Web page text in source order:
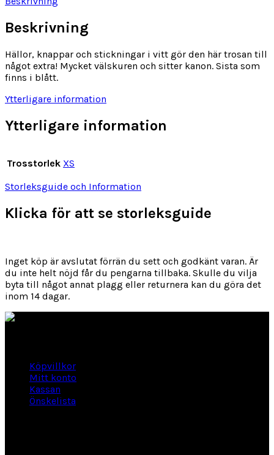
Beskrivning
Hällor, knappar och stickningar i vitt gör den här trosan till
något extra! Mycket välskuren och sitter kanon. Sista som
finns i blått.
Ytterligare information
Ytterligare information
Trosstorlek XS
Storleksguide och Information
Klicka för att se storleksguide
Inget köp är avslutat förrän du sett och godkänt varan. Är
du inte helt nöjd får du pengarna tillbaka. Skulle du vilja
byta till något annat plagg eller returnera kan du göra det
inom 14 dagar.
Köpvillkor
Mitt konto
Kassan
Önskelista